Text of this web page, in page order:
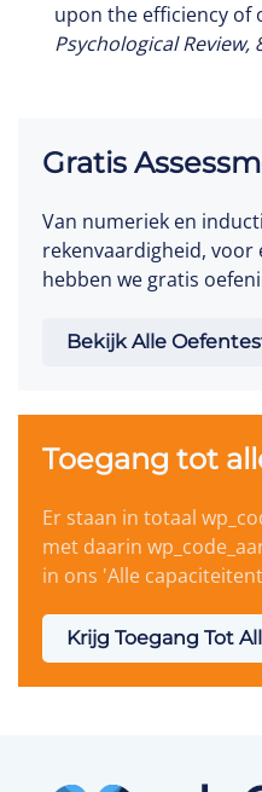
upon the efficiency of
Psychological Review,
Gratis
Van numeriek en
rekenvaardigheid, voor
hebben we gratis
Bekijk Alle
Toegang tot
Er staan in totaal
met daarin
in ons 'Alle
Krijg Toegang Tot